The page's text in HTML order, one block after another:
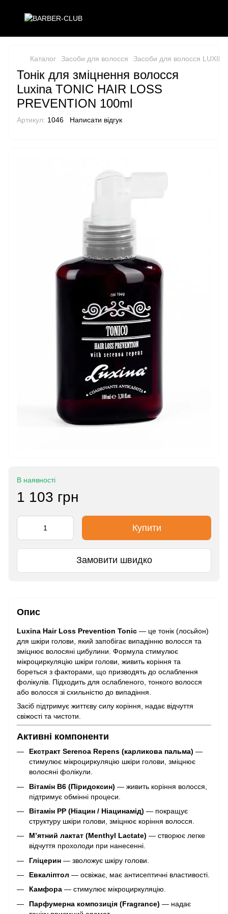
Каталог Засоби для волосся Засоби для волосся LUXINA
Тонік для зміцнення волосся
Luxina TONIC HAIR LOSS
PREVENTION 100ml
Артикул: 1046 Написати відгук
В наявності
1 103 грн
Купити
Замовити швидко
Опис
Luxina Hair Loss Prevention Tonic — це тонік (лосьйон)
для шкіри голови, який запобігає випадінню волосся та
зміцнює волосяні цибулини. Формула стимулює
мікроциркуляцію шкіри голови, живить коріння та
бореться з факторами, що призводять до ослаблення
фолікулів. Підходить для ослабленого, тонкого волосся
або волосся зі схильністю до випадіння.
Засіб підтримує життєву силу коріння, надає відчуття
свіжості та чистоти.
Активні компоненти
Екстракт Serenoa Repens (карликова пальма) —
стимулює мікроциркуляцію шкіри голови, зміцнює
волосяні фолікули.
Вітамін B6 (Піридоксин) — живить коріння волосся,
підтримує обмінні процеси.
Вітамін PP (Ніацин / Ніацинамід) — покращує
структуру шкіри голови, зміцнює коріння волосся.
М’ятний лактат (Menthyl Lactate) — створює легке
відчуття прохолоди при нанесенні.
Гліцерин — зволожує шкіру голови.
Евкаліптол — освіжає, має антисептичні властивості.
Камфора — стимулює мікроциркуляцію.
Парфумерна композиція (Fragrance) — надає